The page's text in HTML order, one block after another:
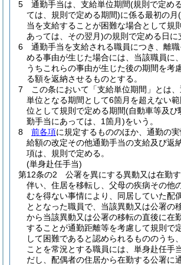
5
通勤手当は、支給単位期間(規則で定め
ては、規則で定める期間)に係る最初の月
当を支給することが困難な場合として規
あっては、その翌月)の規則で定める日に
6
通勤手当を支給される職員につき、離
める事由が生じた場合には、当該職員に
うちこれらの事由が生じた後の期間を考
る額を返納させるものとする。
7
この条において「支給単位期間」とは
単位となる期間として6箇月を超えない
位として規則で定める期間(自動車等及び
勤手当にあっては、1箇月)をいう。
8
前各項に規定するもののほか、通勤の
給額の改定その他通勤手当の支給及び返
項は、規則で定める。
(単身赴任手当)
第12条の2
公署を異にする異動又は在勤
伴い、住居を移転し、父母の疾病その他
むを得ない事情により、同居していた配
ととなった職員で、当該異動又は公署の
から当該異動又は公署の移転の直後に在
することが通勤距離等を考慮して規則で
して困難であると認められるもののうち
ことを常況とする職員には、単身赴任手
だし、配偶者の住居から在勤する公署に